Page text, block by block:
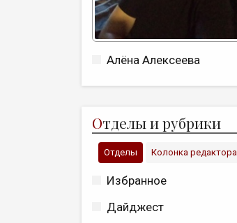
Алёна Алексеева
Отделы и рубрики
Отделы Колонка редактора
Избранное
Дайджест